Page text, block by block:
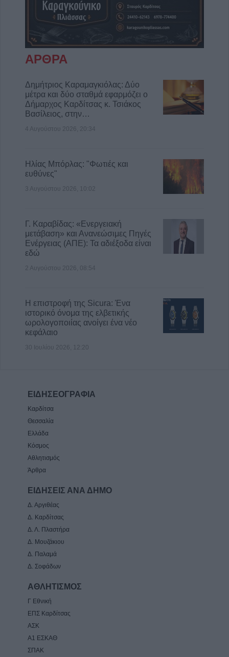
ΑΡΘΡΑ
Δημήτριος Καραμαγκιόλας: Δύο
μέτρα και δύο σταθμά εφαρμόζει ο
Δήμαρχος Καρδίτσας κ. Τσιάκος
Βασίλειος, στην…
4 Αυγούστου 2026, 20:34
Ηλίας Μπόρλας: "Φωτιές και
ευθύνες"
3 Αυγούστου 2026, 10:02
Γ. Καραβίδας: «Ενεργειακή
μετάβαση» και Ανανεώσιμες Πηγές
Ενέργειας (ΑΠΕ): Τα αδιέξοδα είναι
εδώ
2 Αυγούστου 2026, 08:54
Η επιστροφή της Sicura: Ένα
ιστορικό όνομα της ελβετικής
ωρολογοποιίας ανοίγει ένα νέο
κεφάλαιο
30 Ιουλίου 2026, 12:20
ΕΙΔΗΣΕΟΓΡΑΦΙΑ
Καρδίτσα
Θεσσαλία
Ελλάδα
Κόσμος
Αθλητισμός
Άρθρα
ΕΙΔΗΣΕΙΣ ΑΝΑ ΔΗΜΟ
Δ. Αργιθέας
Δ. Καρδίτσας
Δ. Λ. Πλαστήρα
Δ. Μουζάκιου
Δ. Παλαμά
Δ. Σοφάδων
ΑΘΛΗΤΙΣΜΟΣ
Γ Εθνική
ΕΠΣ Καρδίτσας
ΑΣΚ
Α1 ΕΣΚΑΘ
ΣΠΑΚ